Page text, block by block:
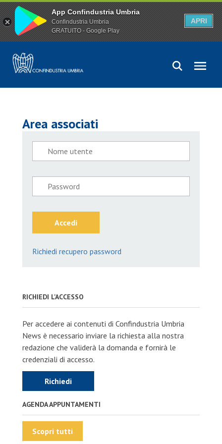
Area associati
Accedi
Richiedi recupero password
RICHIEDI L'ACCESSO
Per accedere ai contenuti di Confindustria Umbria
News è necessario inviare la richiesta alla nostra
redazione che validerà la domanda e fornirà le
credenziali di accesso.
Richiedi
AGENDA APPUNTAMENTI
Scopri tutti
App Confindustria Umbria
Confindustria Umbria
GRATUITO - Google Play
APRI